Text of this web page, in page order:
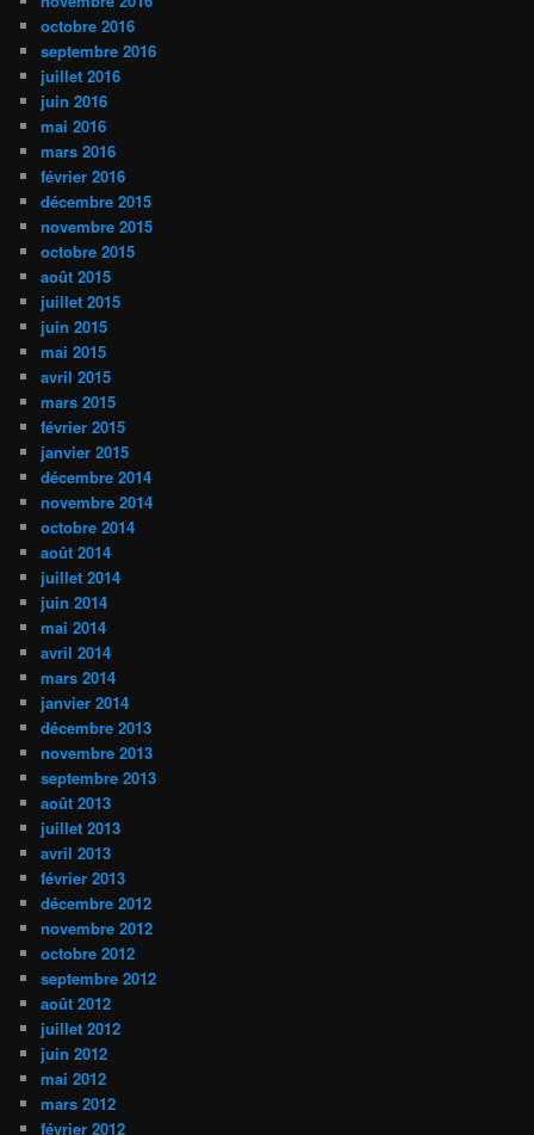
octobre 2016
septembre 2016
juillet 2016
juin 2016
mai 2016
mars 2016
février 2016
décembre 2015
novembre 2015
octobre 2015
août 2015
juillet 2015
juin 2015
mai 2015
avril 2015
mars 2015
février 2015
janvier 2015
décembre 2014
novembre 2014
octobre 2014
août 2014
juillet 2014
juin 2014
mai 2014
avril 2014
mars 2014
janvier 2014
décembre 2013
novembre 2013
septembre 2013
août 2013
juillet 2013
avril 2013
février 2013
décembre 2012
novembre 2012
octobre 2012
septembre 2012
août 2012
juillet 2012
juin 2012
mai 2012
mars 2012
février 2012